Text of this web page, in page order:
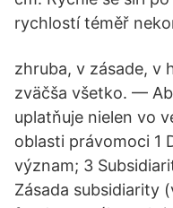
rychlostí téměř
zhruba, v zásade, v
zväčša všetko. —
uplatňuje nielen vo
oblasti právomoci 1
význam; 3
Zásada subsidiarity